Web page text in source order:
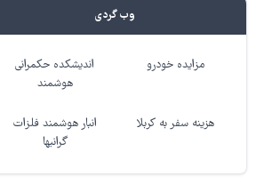
وب گردی
مزایده خودرو
اندیشکده حکمرانی
هوشمند
هزینه سفر به کربلا
انبار هوشمند فلزات
گرانبها